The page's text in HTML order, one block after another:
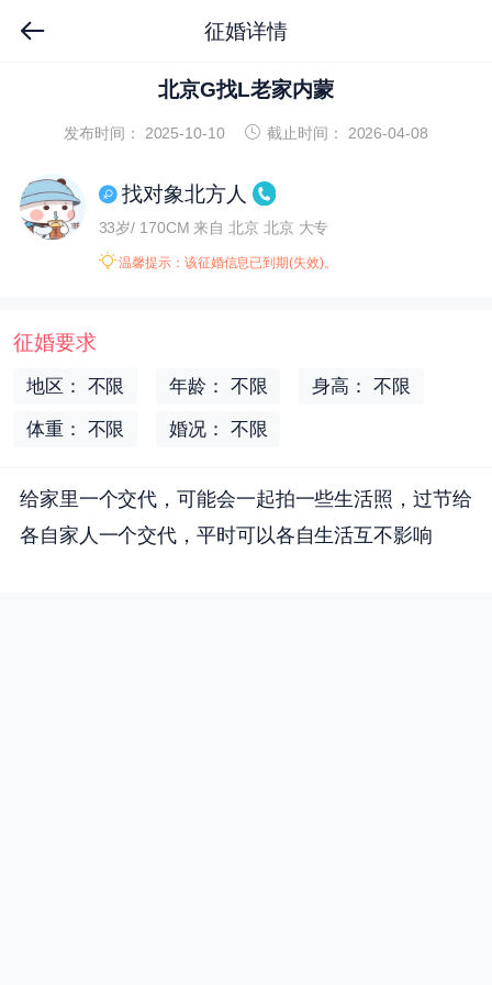
征婚详情
北京G找L老家内蒙
发布时间： 2025-10-10 截止时间： 2026-04-08
找对象北方人
33岁/ 170CM 来自 北京 北京 大专
温馨提示：该征婚信息已到期(失效)。
征婚要求
地区： 不限 年龄： 不限 身高： 不限
体重： 不限 婚况： 不限
给家里一个交代，可能会一起拍一些生活照，过节给
各自家人一个交代，平时可以各自生活互不影响